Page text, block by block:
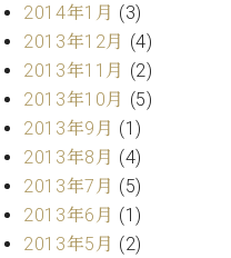
2014年1月 (3)
2013年12月 (4)
2013年11月 (2)
2013年10月 (5)
2013年9月 (1)
2013年8月 (4)
2013年7月 (5)
2013年6月 (1)
2013年5月 (2)